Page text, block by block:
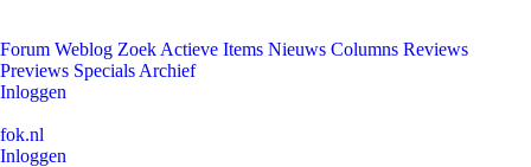
Forum Weblog Zoek Actieve Items Nieuws Columns Reviews
Previews Specials Archief
Inloggen
fok.nl
Inloggen